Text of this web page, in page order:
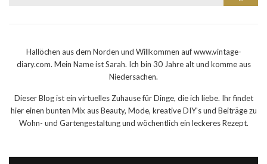
Hallöchen aus dem Norden und Willkommen auf www.vintage-
diary.com. Mein Name ist Sarah. Ich bin 30 Jahre alt und komme aus
Niedersachen.
Dieser Blog ist ein virtuelles Zuhause für Dinge, die ich liebe. Ihr findet
hier einen bunten Mix aus Beauty, Mode, kreative DIY's und Beiträge zu
Wohn- und Gartengestaltung und wöchentlich ein leckeres Rezept.